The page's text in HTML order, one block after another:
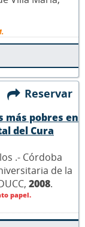
Reservar
más pobres en
del Cura
.- Córdoba
de la
2008.
papel.